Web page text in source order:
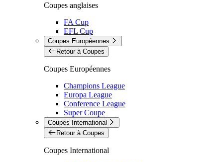
Coupes anglaises
FA Cup
EFL Cup
Coupes Européennes
Retour à Coupes
Coupes Européennes
Champions League
Europa League
Conference League
Super Coupe
Coupes International
Retour à Coupes
Coupes International